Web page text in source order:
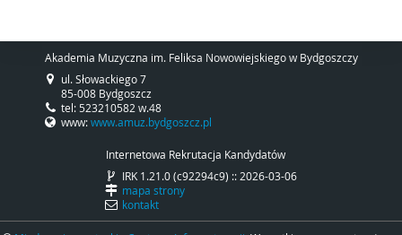
Akademia Muzyczna im. Feliksa Nowowiejskiego w Bydgoszczy
ul. Słowackiego 7
85-008 Bydgoszcz
tel: 523210582 w.48
www:www.amuz.bydgoszcz.pl
Internetowa Rekrutacja Kandydatów
IRK 1.21.0 (c92294c9) :: 2026-03-06
mapa strony
kontakt